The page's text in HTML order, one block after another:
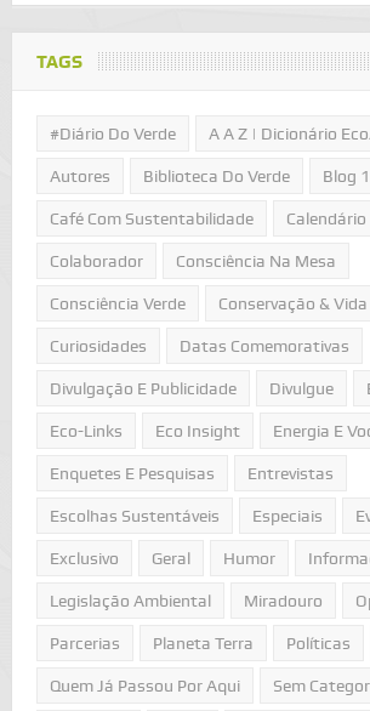
TAGS
#Diário Do Verde A A Z | Dicionário
Autores Biblioteca Do Verde Blog
Café Com Sustentabilidade
Colaborador Consciência Na Mesa
Consciência Verde Conservação & Vida
Curiosidades Datas Comemorativas
Divulgação E Publicidade Divulgue
Eco-Links Eco Insight Energia E
Enquetes E Pesquisas Entrevistas
Escolhas Sustentáveis Especiais
Exclusivo Geral Humor
Legislação Ambiental Miradouro
Parcerias Planeta Terra Políticas
Quem Já Passou Por Aqui Sem